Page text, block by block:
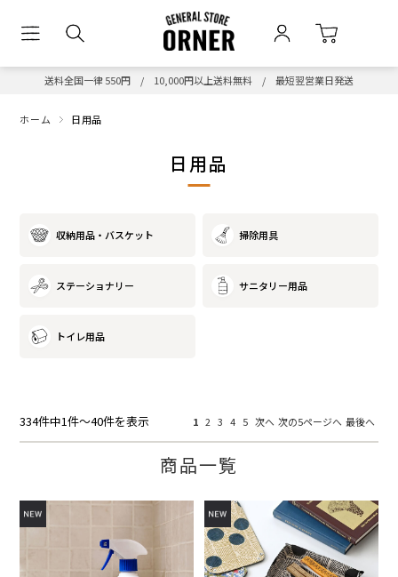
送料全国一律 550円 / 10,000円以上送料無料 / 最短翌営業日発送
ホーム 日用品
日用品
収納用品・バスケット 掃除用具
ステーショナリー サニタリー用品
トイレ用品
334件中1件～40件を表示 1 2 3 4 5 次へ 次の5ページへ 最後へ
商品一覧